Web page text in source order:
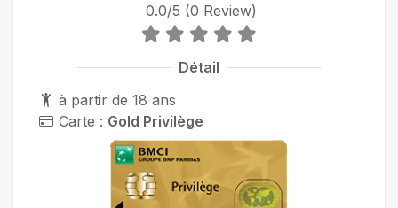
0.0/5 (0 Review)
Détail
à partir de 18 ans
Carte : Gold Privilège